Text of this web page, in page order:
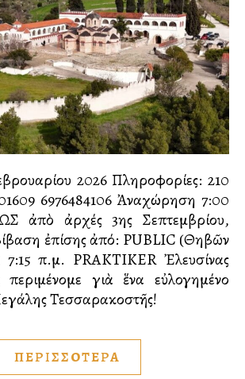
6976484106 Ἀναχώρηση 7:00
ἀπὸ ἀρχές 3ης Σεπτεμβρίου,
ἐπίσης ἀπό: PUBLIC (Θηβῶν
π.μ. PRAKTIKER Ἐλευσίνας
γιὰ ἕνα εὐλογημένο
Τεσσαρακοστῆς!
ΠΕΡΙΣΣΟΤΕΡΑ